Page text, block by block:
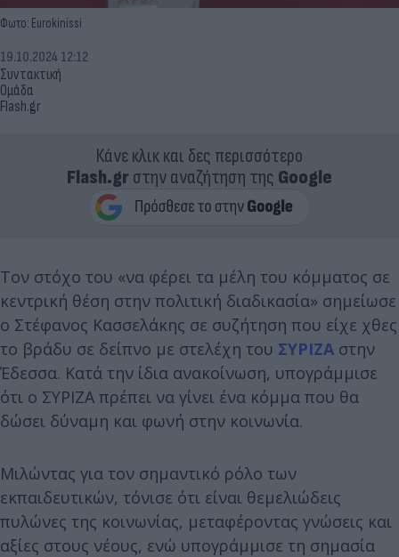
Φωτο: Eurokinissi
Συντακτική
Ομάδα
Flash.gr
19.10.2024 12:12
Κάνε κλικ και δες περισσότερο
Flash.grστην αναζήτηση της Google
Τον στόχο του «να φέρει τα μέλη του κόμματος σε
κεντρική θέση στην πολιτική διαδικασία» σημείωσε
ο Στέφανος Κασσελάκης σε συζήτηση που είχε χθες
το βράδυ σε δείπνο με στελέχη του ΣΥΡΙΖΑ στην
Έδεσσα. Κατά την ίδια ανακοίνωση, υπογράμμισε
ότι ο ΣΥΡΙΖΑ πρέπει να γίνει ένα κόμμα που θα
δώσει δύναμη και φωνή στην κοινωνία.
Μιλώντας για τον σημαντικό ρόλο των
εκπαιδευτικών, τόνισε ότι είναι θεμελιώδεις
πυλώνες της κοινωνίας, μεταφέροντας γνώσεις και
αξίες στους νέους, ενώ υπογράμμισε τη σημασία